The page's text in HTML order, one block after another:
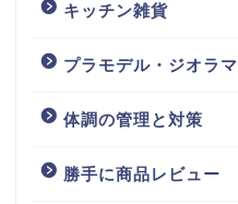
キッチン雑貨
プラモデル・ジオラマ
体調の管理と対策
勝手に商品レビュー